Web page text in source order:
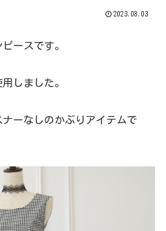
2023.08.03
ースです。
しました。
ーなしのかぶりアイテムで